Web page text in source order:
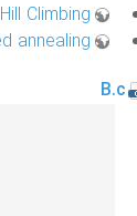
Hill Climbing
annealing
‌‌B.c